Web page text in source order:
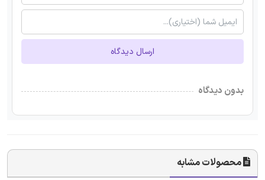
ارسال دیدگاه
بدون دیدگاه
محصولات مشابه